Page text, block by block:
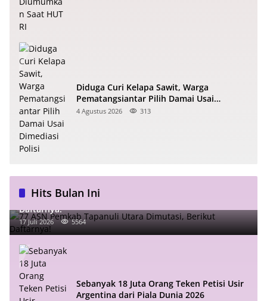
Diduga Curi Kelapa Sawit, Warga
Pematangsiantar Pilih Damai Usai
Dimediasi Polisi
4 Agustus 2026 313
Hits Bulan Ini
77 ASN Pemkab Tapanuli Utara Dimutasi, Berikut
Daftarnya!
17 Juli 2026 5564
Sebanyak 18 Juta Orang Teken Petisi Usir
Argentina dari Piala Dunia 2026